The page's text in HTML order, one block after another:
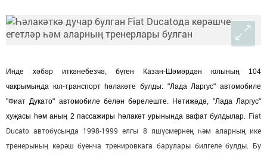
Инде хәбәр иткәнебезчә, бүген Казан-Шәмәрдән юлының 104
чакрымында юл-транспорт һәлакәте булды: "Лада Ларгус" автомобиле
"Фиат Дукато" автомобиле белән бәрелеште. Нәтиҗәдә, "Лада Ларгус"
хуҗасы һәм аның 2 пассажиры һәлакәт урынында вафат булдылар. Fiat
Ducato автобусында 1998-1999 елгы 8 яшүсмернең һәм аларның ике
тренерының көрәш буенча тренировкага барулары билгеле булды. Бу